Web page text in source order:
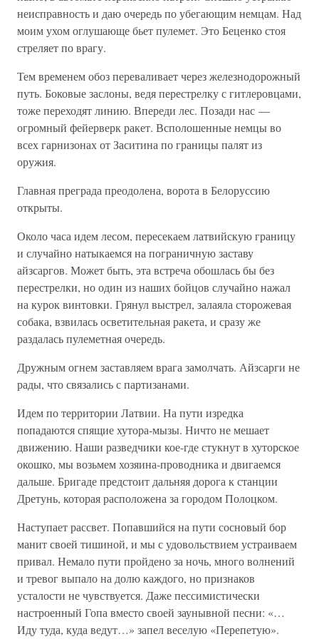
неисправность и даю очередь по убегающим немцам. Над
моим ухом оглушающе бьет пулемет. Это Беценко стоя
стреляет по врагу.
Тем временем обоз переваливает через железнодорожный
путь. Боковые заслоны, ведя перестрелку с гитлеровцами,
тоже переходят линию. Впереди лес. Позади нас —
огромный фейерверк ракет. Всполошенные немцы во
всех гарнизонах от Заситина по границы палят из
оружия.
Главная преграда преодолена, ворота в Белоруссию
открыты.
Около часа идем лесом, пересекаем латвийскую границу
и случайно натыкаемся на пограничную заставу
айзсаргов. Может быть, эта встреча обошлась бы без
перестрелки, но один из наших бойцов случайно нажал
на курок винтовки. Грянул выстрел, залаяла сторожевая
собака, взвилась осветительная ракета, и сразу же
раздалась пулеметная очередь.
Дружным огнем заставляем врага замолчать. Айзсарги не
рады, что связались с партизанами.
Идем по территории Латвии. На пути изредка
попадаются спящие хутора-мызы. Ничто не мешает
движению. Наши разведчики кое-где стукнут в хуторское
окошко, мы возьмем хозяина-проводника и двигаемся
дальше. Бригаде предстоит дальняя дорога к станции
Дретунь, которая расположена за городом Полоцком.
Наступает рассвет. Попавшийся на пути сосновый бор
манит своей тишиной, и мы с удовольствием устраиваем
привал. Немало пути пройдено за ночь, много волнений
и тревог выпало на долю каждого, но признаков
усталости не чувствуется. Даже пессимистически
настроенный Гопа вместо своей заунывной песни: «…
Иду туда, куда ведут…» запел веселую «Перепетую».